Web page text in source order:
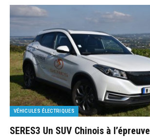
VÉHICULES ÉLECTRIQUES
SERES3 Un SUV Chinois à l’épreuve